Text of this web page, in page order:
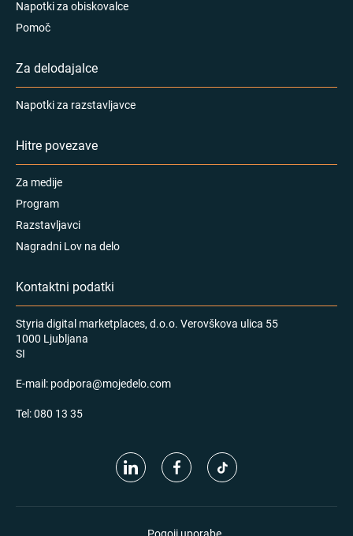
Napotki za obiskovalce
Pomoč
Za delodajalce
Napotki za razstavljavce
Hitre povezave
Za medije
Program
Razstavljavci
Nagradni Lov na delo
Kontaktni podatki
Styria digital marketplaces, d.o.o. Verovškova ulica 55
1000 Ljubljana
SI
E-mail: podpora@mojedelo.com
Tel:080 13 35